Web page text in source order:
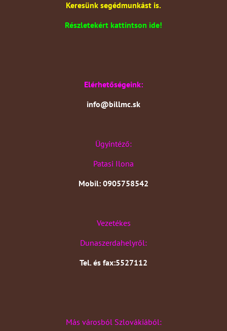
Keresünk segédmunkást is.
Részletekért kattintson ide!
Elérhetőségeink:
info@billmc.sk
Ügyintéző:
Patasi Ilona
Mobil: 0905758542
Vezetékes
Dunaszerdahelyről:
Tel. és fax:5527112
Más városból Szlovákiából: